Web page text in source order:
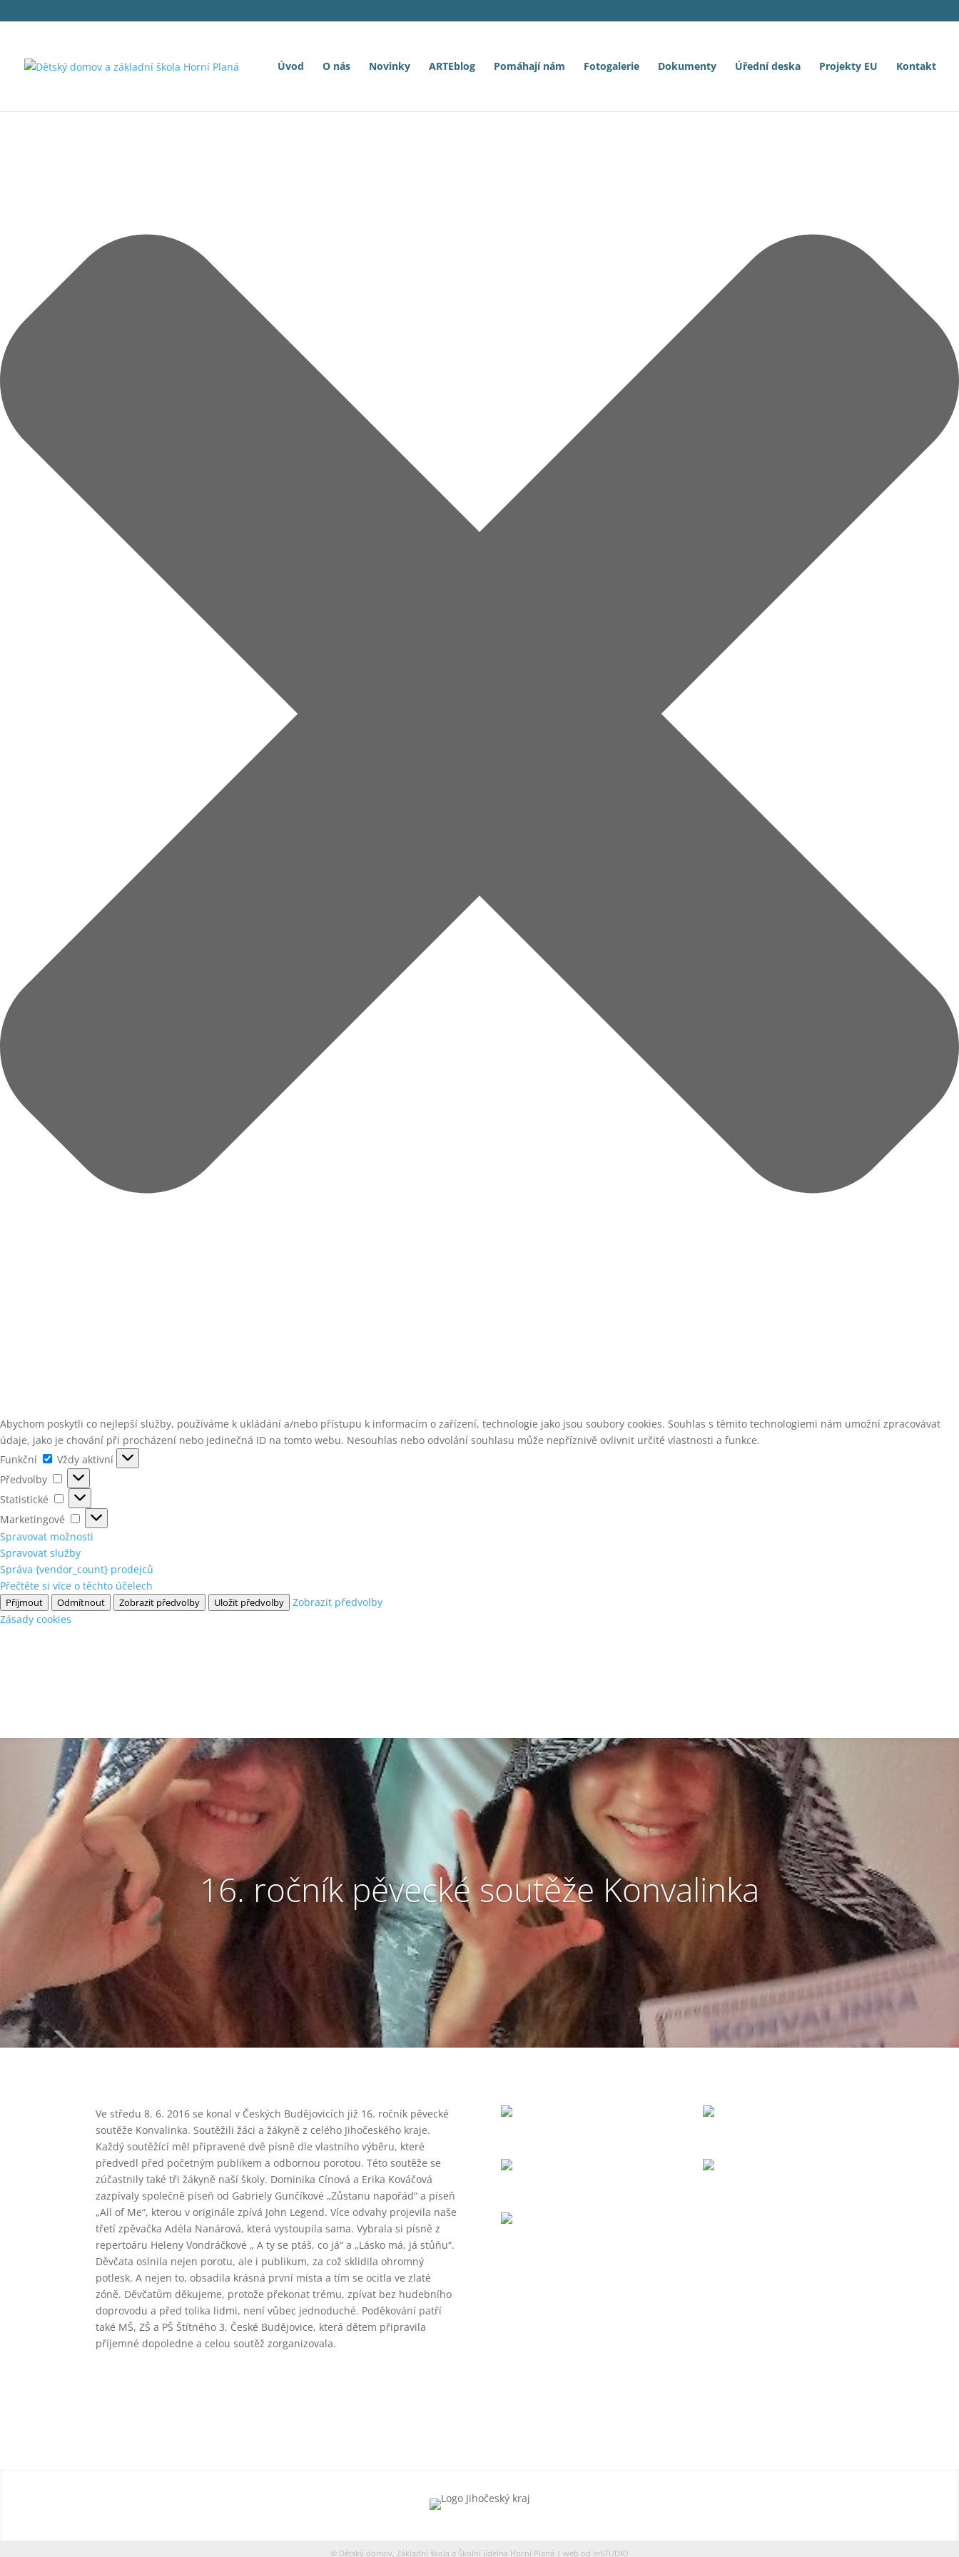
Abychom poskytli co nejlepší služby, používáme k ukládání a/nebo přístupu k informacím o zařízení, technologie jako jsou soubory cookies. Souhlas s těmito technologiemi nám umožní zpracovávat
údaje, jako je chování při procházení nebo jedinečná ID na tomto webu. Nesouhlas nebo odvolání souhlasu může nepříznivě ovlivnit určité vlastnosti a funkce.
Funkční
Funkční
Vždy aktivní
Předvolby
Předvolby
Statistické
Statistické
Marketingové
Marketingové
Spravovat možnosti
Spravovat služby
Správa {vendor_count} prodejců
Přečtěte si více o těchto účelech
Přijmout Odmítnout Zobrazit předvolby Uložit předvolby
Zobrazit předvolby
Zásady cookies
Úvod O nás Novinky ARTEblog Pomáhají nám Fotogalerie Dokumenty Úřední deska Projekty EU Kontakt
16. ročník pěvecké soutěže Konvalinka
Ve středu 8. 6. 2016 se konal v Českých Budějovicích již 16. ročník pěvecké
soutěže Konvalinka. Soutěžili žáci a žákyně z celého Jihočeského kraje.
Každý soutěžící měl připravené dvě písně dle vlastního výběru, které
předvedl před početným publikem a odbornou porotou. Této soutěže se
zúčastnily také tři žákyně naší školy. Dominika Cínová a Erika Kováčová
zazpívaly společně píseň od Gabriely Gunčíkové „Zůstanu napořád“ a píseň
„All of Me“, kterou v originále zpívá John Legend. Více odvahy projevila naše
třetí zpěvačka Adéla Nanárová, která vystoupila sama. Vybrala si písně z
repertoáru Heleny Vondráčkové „ A ty se ptáš, co já“ a „Lásko má, já stůňu“.
Děvčata oslnila nejen porotu, ale i publikum, za což sklidila ohromný
potlesk. A nejen to, obsadila krásná první místa a tím se ocitla ve zlaté
zóně. Děvčatům děkujeme, protože překonat trému, zpívat bez hudebního
doprovodu a před tolika lidmi, není vůbec jednoduché. Poděkování patří
také MŠ, ZŠ a PŠ Štítného 3, České Budějovice, která dětem připravila
příjemné dopoledne a celou soutěž zorganizovala.
© Dětský domov, Základní škola a Školní jídelna Horní Planá | web od inSTUDIO